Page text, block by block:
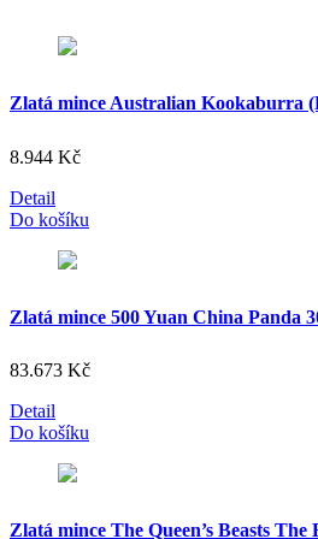
Zlatá mince Australian Kookaburra
8.944 Kč
Detail
Do košíku
Zlatá mince 500 Yuan China Panda
83.673 Kč
Detail
Do košíku
Zlatá mince The Queen’s Beasts